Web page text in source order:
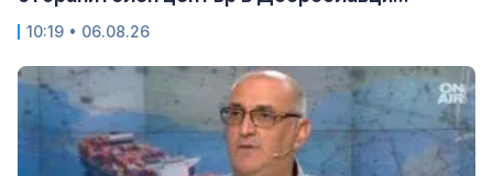
10:19 • 06.08.26